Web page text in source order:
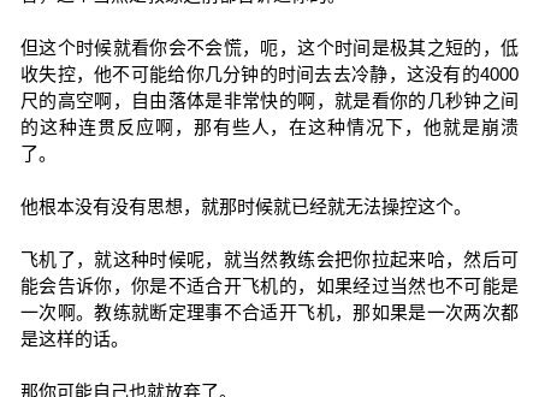
但这个时候就看你会不会慌，呃，这个时间是极其之短的，低
收失控，他不可能给你几分钟的时间去去冷静，这没有的4000
尺的高空啊，自由落体是非常快的啊，就是看你的几秒钟之间
的这种连贯反应啊，那有些人，在这种情况下，他就是崩溃
了。
他根本没有没有思想，就那时候就已经就无法操控这个。
飞机了，就这种时候呢，就当然教练会把你拉起来哈，然后可
能会告诉你，你是不适合开飞机的，如果经过当然也不可能是
一次啊。教练就断定理事不合适开飞机，那如果是一次两次都
是这样的话。
那你可能自己也就放弃了。